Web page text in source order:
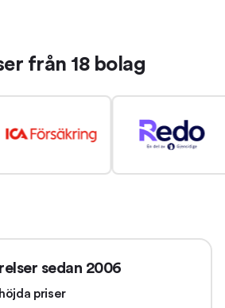
från 18 bolag
sedan 2006
priser